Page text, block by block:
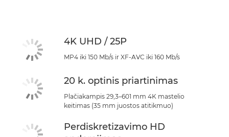
4K UHD / 25P
MP4 iki 150 Mb/s ir XF-AVC iki 160 Mb/s
20 k. optinis priartinimas
Plačiakampis 29,3–601 mm 4K mastelio
keitimas (35 mm juostos atitikmuo)
Perdiskretizavimo HD